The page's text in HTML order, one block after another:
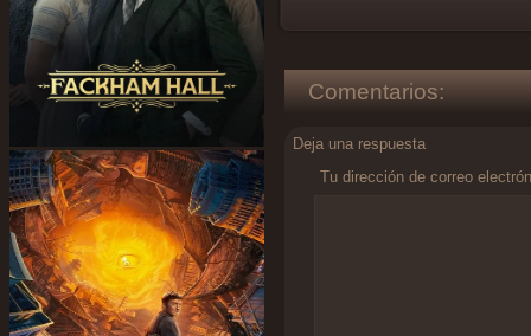
Comentarios:
Deja una respuesta
Tu dirección de correo